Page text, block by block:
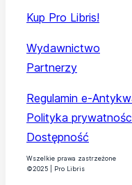
Kup Pro Libris!
Wydawnictwo
Partnerzy
Regulamin e-
Polityka
Dostępność
Wszelkie prawa zastrzeżone
©2025 | Pro Libris